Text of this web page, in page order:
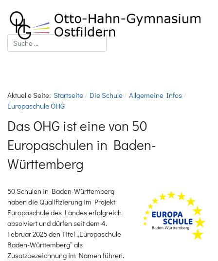
Suchen
Aktuelle Seite: Startseite Die Schule
Allgemeine Infos
Europaschule OHG
Das OHG ist eine von 50
Europaschulen in Baden-
Württemberg
50 Schulen in Baden-Württemberg
haben die Qualifizierung im Projekt
Europaschule des Landes erfolgreich
absolviert und dürfen seit dem 4.
Februar 2025 den Titel „Europaschule
Baden-Württemberg“ als
Zusatzbezeichnung im Namen führen.